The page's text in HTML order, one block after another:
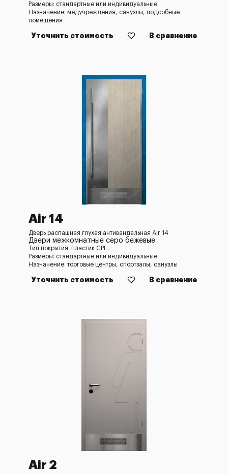
Размеры: стандартные или индивидуальные
Назначение: медучреждения, санузлы, подсобные
помещения
Уточнить стоимость В сравнение
Air 14
Дверь распашная глухая антивандальная Air 14
Двери межкомнатные серо бежевые
Тип покрытия: пластик CPL
Размеры: стандартные или индивидуальные
Назначение: торговые центры, спортзалы, санузлы
Уточнить стоимость В сравнение
Air 2